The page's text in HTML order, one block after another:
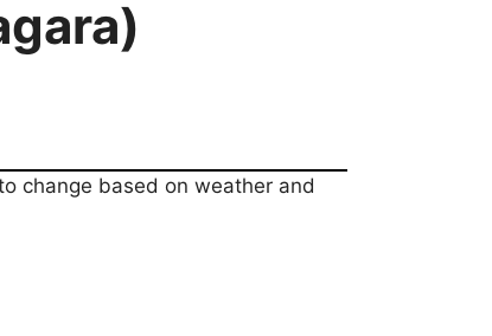
change based on weather and